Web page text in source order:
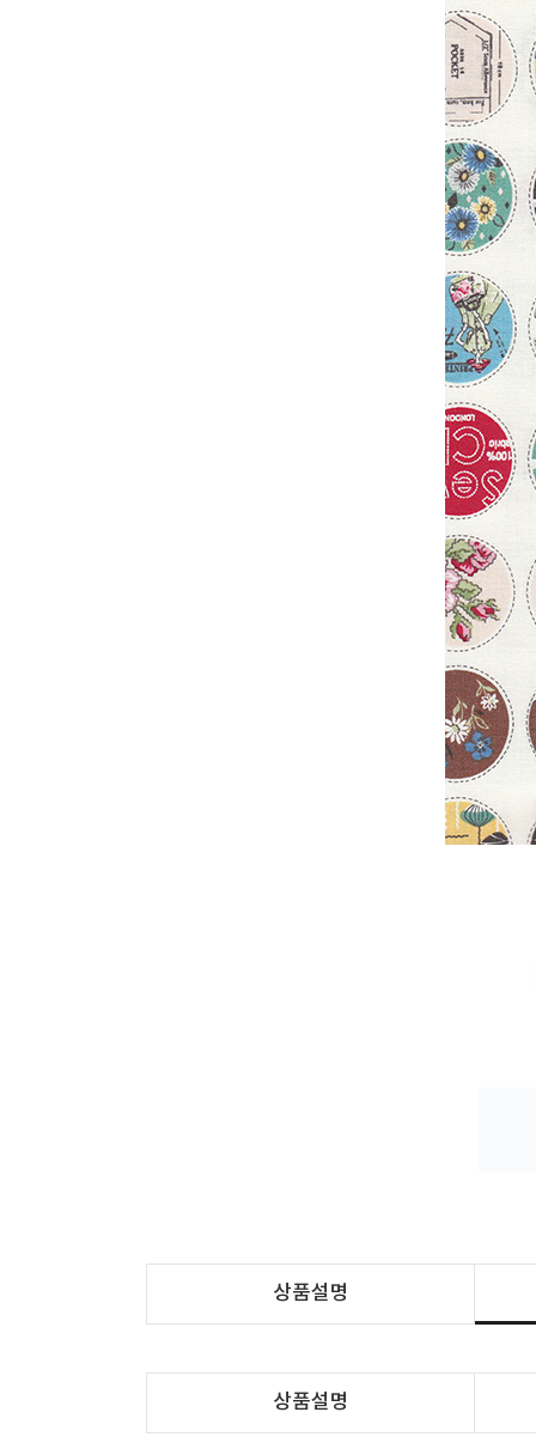
상품설명
상품설명